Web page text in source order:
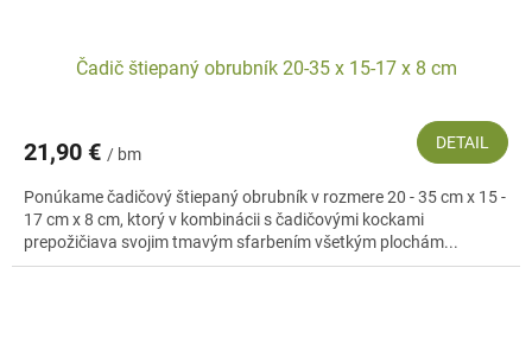
Čadič štiepaný obrubník 20-35 x 15-17 x 8 cm
21,90 € / bm
DETAIL
Ponúkame čadičový štiepaný obrubník v rozmere 20 - 35 cm x 15 -
17 cm x 8 cm, ktorý v kombinácii s čadičovými kockami
prepožičiava svojim tmavým sfarbením všetkým plochám...